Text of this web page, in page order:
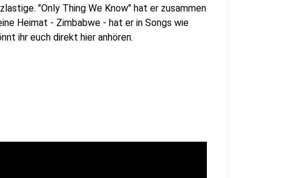
"Only Thing We Know" hat er zusammen
Heimat - Zimbabwe - hat er in Songs wie
ihr euch direkt hier anhören.